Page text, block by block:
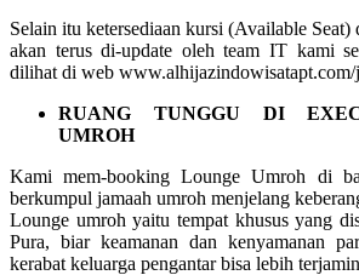
Selain itu ketersediaan kursi (Available Seat)
akan terus di-update oleh team IT kami
dilihat di web
RUANG TUNGGU DI
UMROH
Kami mem-booking Lounge Umroh di
berkumpul jamaah umroh menjelang
Lounge umroh yaitu tempat khusus yang
Pura, biar keamanan dan kenyamanan
kerabat keluarga pengantar bisa lebih